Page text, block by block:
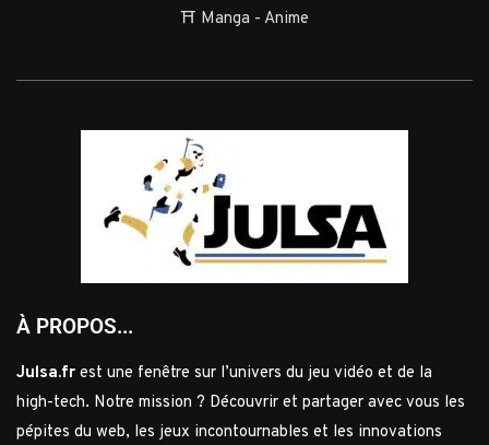
⛩️ Manga - Anime
À PROPOS...
Julsa.fr est une fenêtre sur l’univers du jeu vidéo et de la
high-tech. Notre mission ? Découvrir et partager avec vous les
pépites du web, les jeux incontournables et les innovations